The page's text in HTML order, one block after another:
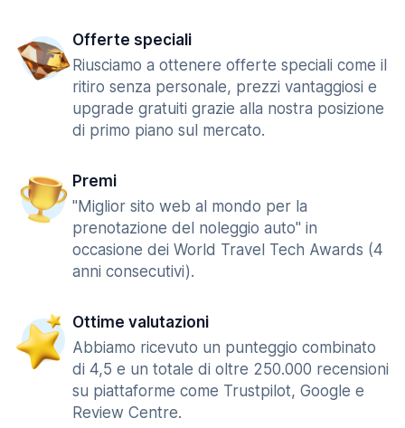
Offerte speciali
Riusciamo a ottenere offerte speciali come il
ritiro senza personale, prezzi vantaggiosi e
upgrade gratuiti grazie alla nostra posizione
di primo piano sul mercato.
Premi
"Miglior sito web al mondo per la
prenotazione del noleggio auto" in
occasione dei World Travel Tech Awards (4
anni consecutivi).
Ottime valutazioni
Abbiamo ricevuto un punteggio combinato
di 4,5 e un totale di oltre 250.000 recensioni
su piattaforme come Trustpilot, Google e
Review Centre.